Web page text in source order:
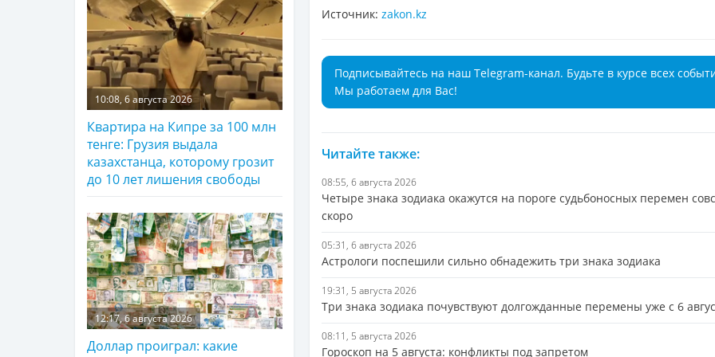
Источник: zakon.kz
Подписывайтесь на наш Telegram-канал. Будьте в курсе всех
Мы работаем для Вас!
Читайте также:
08:55, 6 августа 2026
Четыре знака зодиака окажутся на пороге судьбоносных перемен
скоро
05:31, 6 августа 2026
Астрологи поспешили сильно обнадежить три знака зодиака
19:31, 5 августа 2026
Три знака зодиака почувствуют долгожданные перемены уже с 6
08:11, 5 августа 2026
Гороскоп на 5 августа: конфликты под запретом
10:08, 6 августа 2026
Квартира на Кипре за 100 млн
тенге: Грузия выдала
казахстанца, которому грозит
до 10 лет лишения свободы
12:17, 6 августа 2026
Доллар проиграл: какие